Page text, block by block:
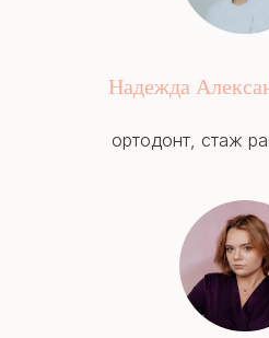
Надежда
ортодонт, стаж